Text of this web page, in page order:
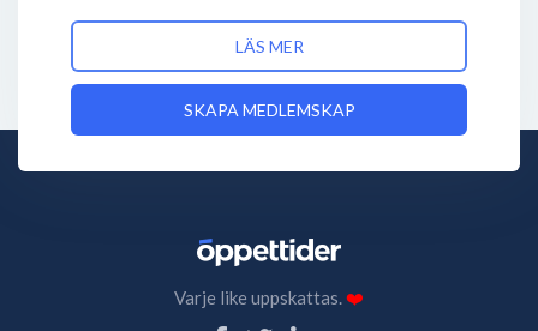
LÄS MER
SKAPA MEDLEMSKAP
Varje like uppskattas.❤️